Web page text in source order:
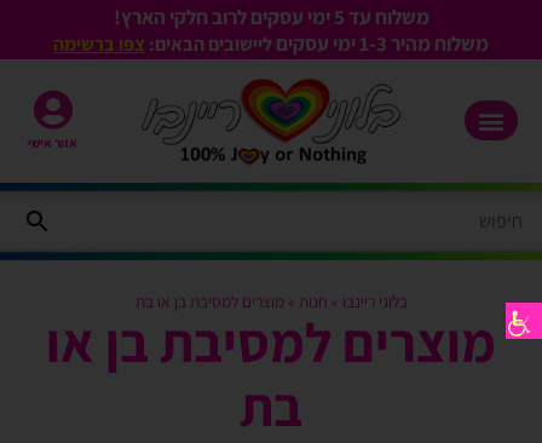
משלוח עד 5 ימי עסקים לרוב חלקי הארץ!
משלוח מהיר 1-3
ימי עסקים ליישובים הבאים: צפו ברשימה
אזור אישי
בלוני ריינבו » חנות »מוצרים למסיבת בן או בת
מוצרים למסיבת בן או
בת